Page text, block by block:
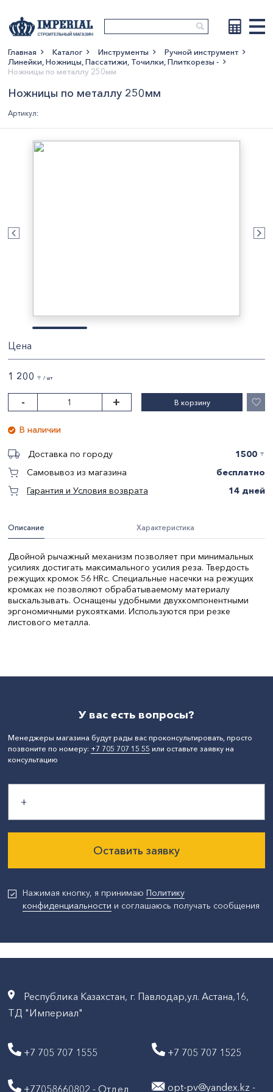
Показать больше
Главная Каталог Инструменты
Ручной инструмент
Линейки, Ножницы, Пассатижи, Точилки, Плиткорезы -
Ножницы по металлу 250мм
Ножницы по металлу 250мм
Артикул:
Описание Характеристика
Двойной рычажный механизм позволяет при минимальных
усилиях достигать максимального усилия реза. Твердость
режущих кромок 56 HRc. Специальные насечки на режущих
кромках не позволяют обрабатываемому материалу
выскальзывать. Оснащены удобными двухкомпонентными
эргономичными рукоятками. Используются при резке
листового металла.
Цена
1 200 〒 / шт
- + В корзину
В наличии
Доставка по городу 1500 〒
Самовывоз из магазина
бесплатно
Гарантия и Условия возврата
14 дней
У вас есть вопросы?
Менеджеры магазина будут рады вас проконсультировать, просто
позвоните по номеру: +7 705 707 15 55 или оставьте заявку на
консультацию
Оставить заявку
Нажимая кнопку, я принимаю Политику
конфиденциальности и соглашаюсь получать сообщения
Республика Казахстан, г. Павлодар,ул. Астана,16,
ТД "Империал"
+7 705 707 1555 +7 705 707 1525
+77058660802 - Отдел opt-pv@yandex.kz -